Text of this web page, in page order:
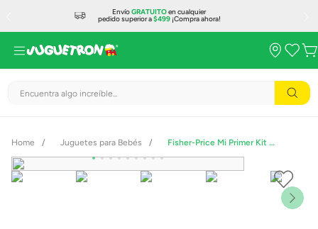
EnvíoGRATUITOen cualquier
pedido superior a$499¡Compra ahora!
Encuentra algo increíble...
Juguetes para Bebés Fisher-Price Mi Primer Kit Medico JGF12